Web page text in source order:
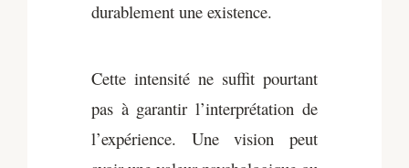
durablement une existence.
Cette intensité ne suffit pourtant
pas à garantir l’interprétation de
l’expérience. Une vision peut